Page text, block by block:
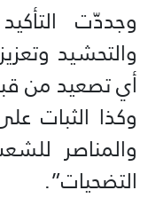
وجددّت
والتحشيد
أي تصعيد من
وكذا الثبات
والمناصر
التضحيات”.